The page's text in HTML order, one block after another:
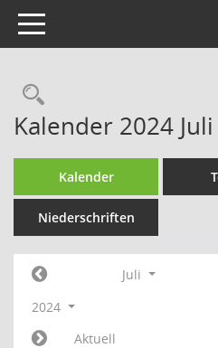
Toggle navigation
Rechercheauswahl
Kalender 2024 Juli
Kalender
Niederschriften
Juli
2024
Aktuell